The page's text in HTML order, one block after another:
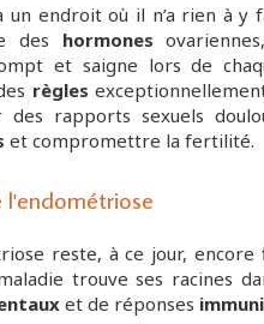
un endroit où il n’a rien à
des hormones
et saigne lors de
règles
rapports sexuels
et compromettre la fertilité.
l'endométriose
reste, à ce jour, encore
trouve ses racines
et de réponses